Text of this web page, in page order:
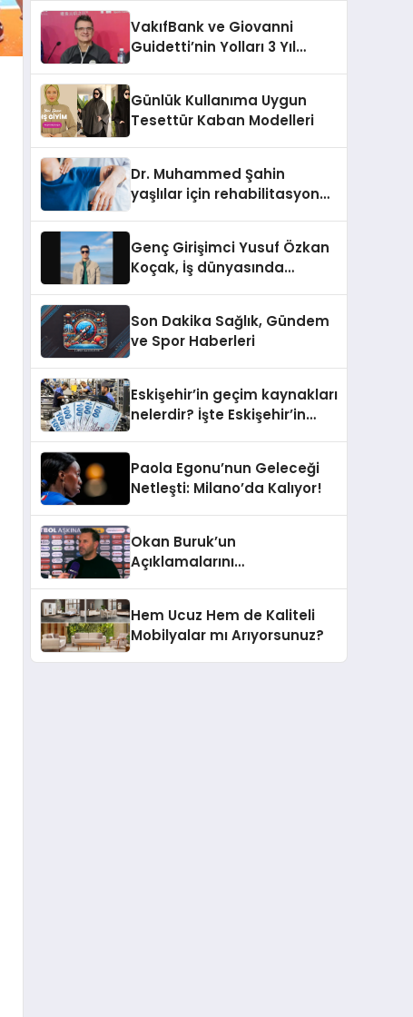
VakıfBank ve Giovanni
Guidetti’nin Yolları 3 Yıl
Günlük Kullanıma Uygun
Tesettür Kaban Modelleri
Dr. Muhammed Şahin
yaşlılar için rehabilitasyon
Genç Girişimci Yusuf Özkan
Koçak, İş dünyasında
Son Dakika Sağlık, Gündem
ve Spor Haberleri
Eskişehir’in geçim kaynakları
nelerdir? İşte Eskişehir’in
Paola Egonu’nun Geleceği
Netleşti: Milano’da Kalıyor!
Okan Buruk’un
Açıklamalarını
Hem Ucuz Hem de Kaliteli
Mobilyalar mı Arıyorsunuz?